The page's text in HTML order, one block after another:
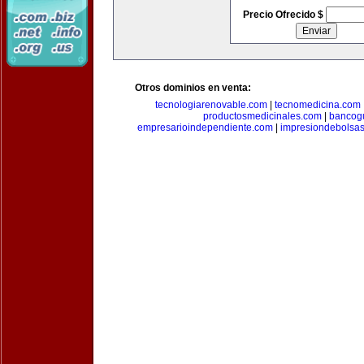
Precio Ofrecido $
Otros dominios en venta:
tecnologiarenovable.com
tecnomedicina.com
productosmedicinales.com|
empresarioindependiente.com